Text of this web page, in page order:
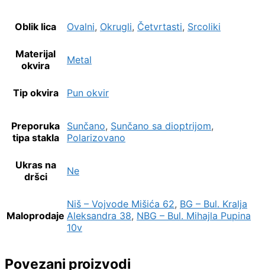
Oblik lica Ovalni, Okrugli, Četvrtasti, Srcoliki
Materijal
okvira
Metal
Tip okvira Pun okvir
Preporuka
tipa stakla
Sunčano, Sunčano sa dioptrijom,
Polarizovano
Ukras na
dršci
Ne
Maloprodaje
Niš – Vojvode Mišića 62, BG – Bul. Kralja
Aleksandra 38, NBG – Bul. Mihajla Pupina
10v
Povezani proizvodi